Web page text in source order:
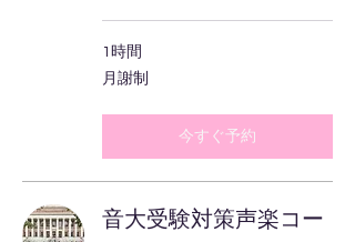
1時間
月
謝
月謝制
今すぐ予約
音大受験対策声楽コー